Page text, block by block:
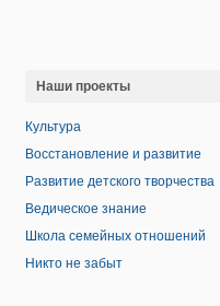
Наши проекты
Культура
Восстановление и развитие
Развитие детского творчества
Ведическое знание
Школа семейных отношений
Никто не забыт